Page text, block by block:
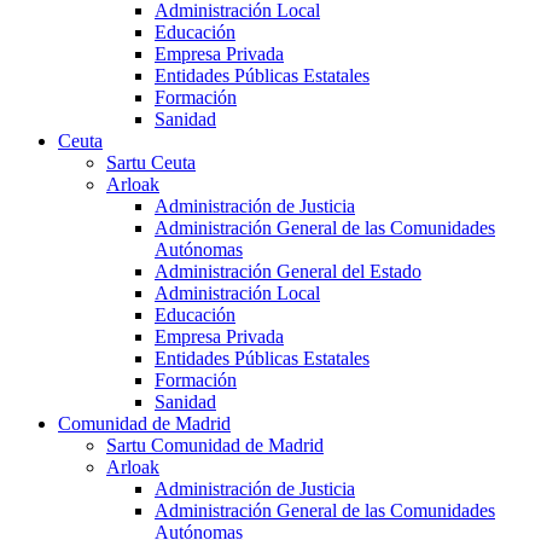
Administración Local
Educación
Empresa Privada
Entidades Públicas Estatales
Formación
Sanidad
Ceuta
Sartu Ceuta
Arloak
Administración de Justicia
Administración General de las Comunidades
Autónomas
Administración General del Estado
Administración Local
Educación
Empresa Privada
Entidades Públicas Estatales
Formación
Sanidad
Comunidad de Madrid
Sartu Comunidad de Madrid
Arloak
Administración de Justicia
Administración General de las Comunidades
Autónomas